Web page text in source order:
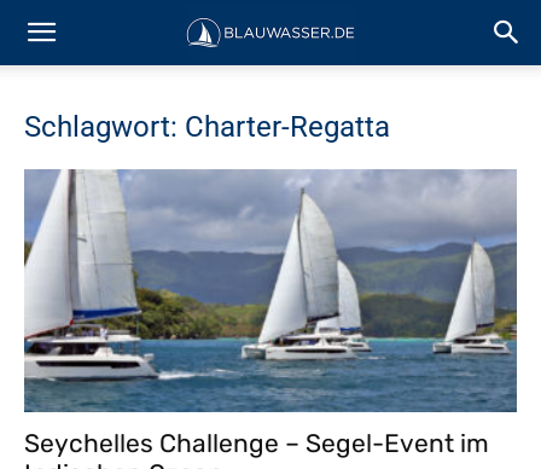
Schlagwort: Charter-Regatta
Seychelles Challenge – Segel-Event im